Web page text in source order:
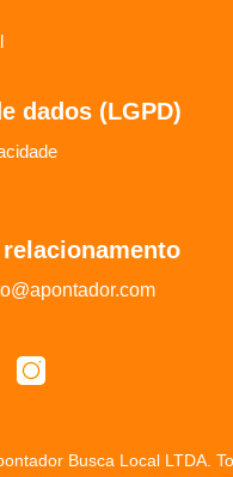
dados (LGPD)
Busca Local LTDA.